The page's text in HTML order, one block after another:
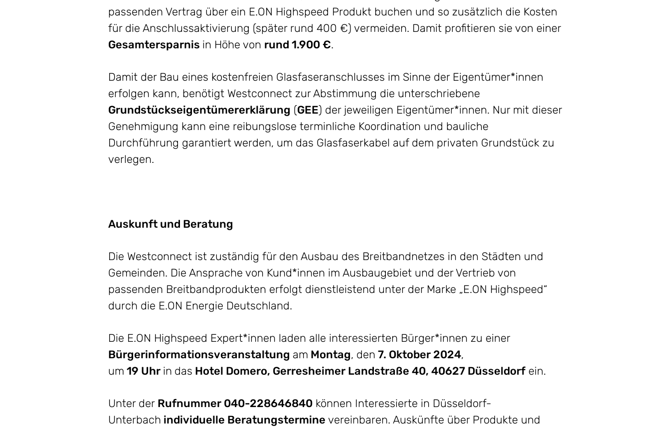
passenden Vertrag über ein E.ON Highspeed Produkt buchen und so zusätzlich die Kosten
für die Anschlussaktivierung (später rund 400 €) vermeiden. Damit profitieren sie von einer
Gesamtersparnis in Höhe von rund 1.900 €.
Damit der Bau eines kostenfreien Glasfaseranschlusses im Sinne der Eigentümer*innen
erfolgen kann, benötigt Westconnect zur Abstimmung die unterschriebene
Grundstückseigentümererklärung (GEE) der jeweiligen Eigentümer*innen. Nur mit dieser
Genehmigung kann eine reibungslose terminliche Koordination und bauliche
Durchführung garantiert werden, um das Glasfaserkabel auf dem privaten Grundstück zu
verlegen.
Auskunft und Beratung
Die Westconnect ist zuständig für den Ausbau des Breitbandnetzes in den Städten und
Gemeinden. Die Ansprache von Kund*innen im Ausbaugebiet und der Vertrieb von
passenden Breitbandprodukten erfolgt dienstleistend unter der Marke „E.ON Highspeed“
durch die E.ON Energie Deutschland.
Die E.ON Highspeed Expert*innen laden alle interessierten Bürger*innen zu einer
Bürgerinformationsveranstaltung am Montag, den 7. Oktober 2024,
um 19 Uhr in das Hotel Domero, Gerresheimer Landstraße 40, 40627 Düsseldorf ein.
Unter der Rufnummer 040-228646840 können Interessierte in Düsseldorf-
Unterbach individuelle Beratungstermine vereinbaren. Auskünfte über Produkte und